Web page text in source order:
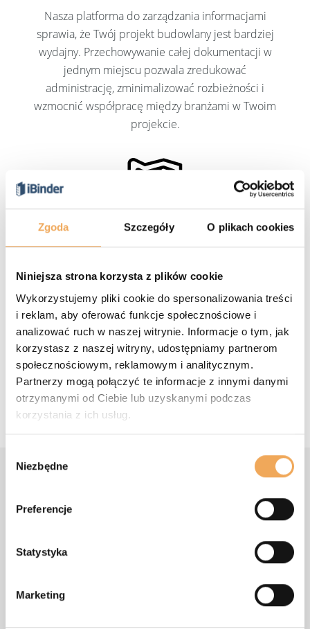
Zgoda Szczegóły O plikach cookies
Niniejsza strona korzysta z plików cookie
Wykorzystujemy pliki cookie do spersonalizowania treści
i reklam, aby oferować funkcje społecznościowe i
analizować ruch w naszej witrynie. Informacje o tym, jak
korzystasz z naszej witryny, udostępniamy partnerom
społecznościowym, reklamowym i analitycznym.
Partnerzy mogą połączyć te informacje z innymi danymi
otrzymanymi od Ciebie lub uzyskanymi podczas
korzystania z ich usług.
zgody
Niezbędne
Preferencje
Statystyka
Marketing
Nasza platforma do zarządzania informacjami
sprawia, że Twój projekt budowlany jest bardziej
wydajny. Przechowywanie całej dokumentacji w
jednym miejscu pozwala zredukować
administrację, zminimalizować rozbieżności i
wzmocnić współpracę między branżami w Twoim
projekcie.
Proste dla każdego
Projekt, inspirowany tradycyjnym segregatorem,
nad projektem, niezależnie od lokalizacji i wiedzy
technicznej. System opiera się na prostocie i
dużym doświadczeniu twórców, pozwalającym
przewidzieć prawie wszystkie możliwe sytuacje,
które mogą wystąpić w trakcie projektu.